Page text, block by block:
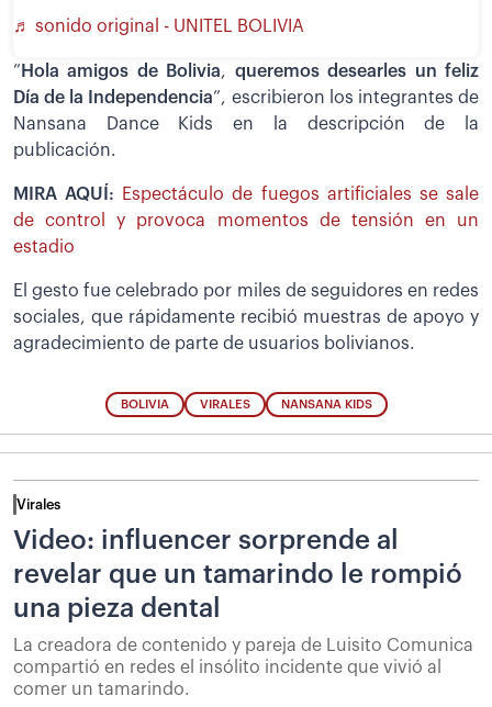
♬ sonido original - UNITEL BOLIVIA
” Hola amigos de Bolivia, queremos desearles un feliz
Día de la Independencia”, escribieron los integrantes de
Nansana Dance Kids en la descripción de la
publicación.
MIRA AQUÍ:
Espectáculo de fuegos artificiales se sale
de control y provoca momentos de tensión en un
estadio
El gesto fue celebrado por miles de seguidores en redes
sociales, que rápidamente recibió muestras de apoyo y
agradecimiento de parte de usuarios bolivianos.
BOLIVIA VIRALES NANSANA KIDS
Virales
Video: influencer sorprende al
revelar que un tamarindo le rompió
una pieza dental
La creadora de contenido y pareja de Luisito Comunica
compartió en redes el insólito incidente que vivió al
comer un tamarindo.